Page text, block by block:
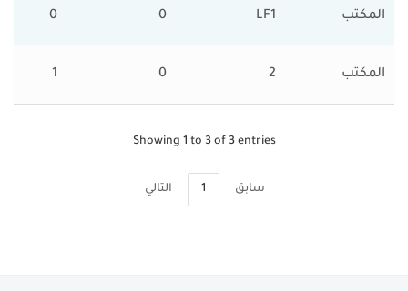
المكتب LF1
0
0
المكتب 2
0
1
Showing 1 to 3 of 3 entries
سابق‎ 1 التالي‎